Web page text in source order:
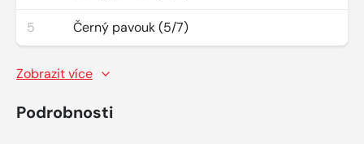
5 Černý pavouk (5/7)
Zobrazit více
Podrobnosti